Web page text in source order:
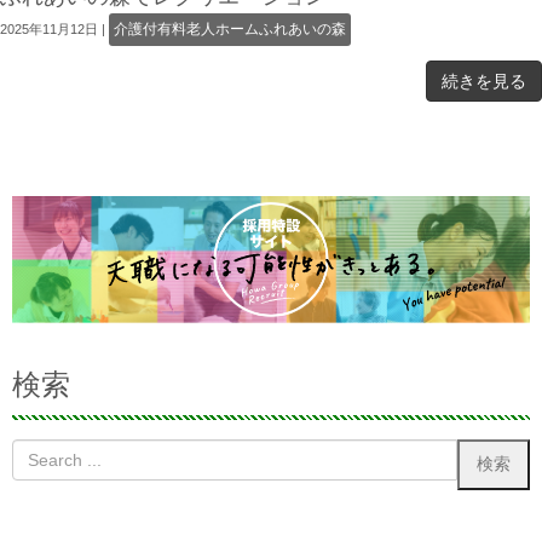
2025年11月12日 介護付有料老人ホームふれあいの森
続きを見る
検索